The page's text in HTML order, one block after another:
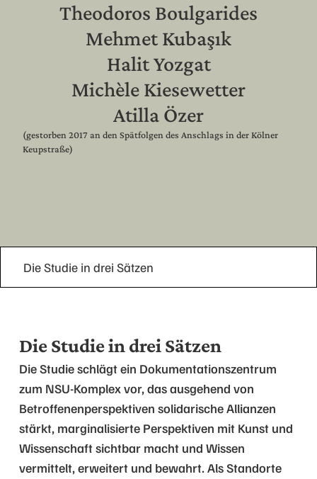
Theodoros Boulgarides
Mehmet Kubaşık
Halit Yozgat
Michèle Kiesewetter
Atilla Özer
(gestorben 2017 an den Spätfolgen des Anschlags in der Kölner
Keupstraße)
Die Studie in drei Sätzen
Die Studie in drei Sätzen
Die Studie schlägt ein Dokumentationszentrum
zum NSU-Komplex vor, das ausgehend von
Betroffenenperspektiven solidarische Allianzen
stärkt, marginalisierte Perspektiven mit Kunst und
Wissenschaft sichtbar macht und Wissen
vermittelt, erweitert und bewahrt. Als Standorte